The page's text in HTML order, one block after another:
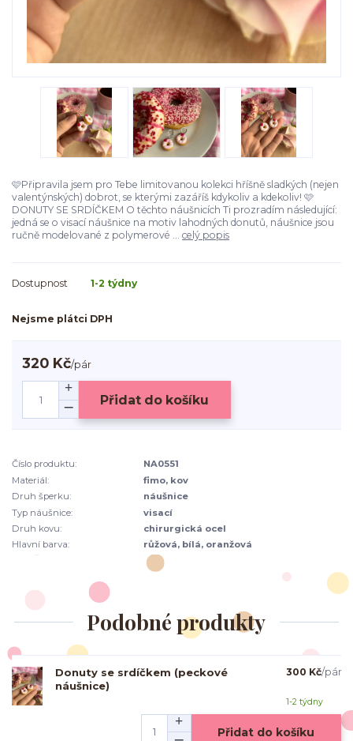
🩷Připravila jsem pro Tebe limitovanou kolekci hříšně sladkých (nejen
valentýnských) dobrot, se kterými zazáříš kdykoliv a kdekoliv! 🩷
DONUTY SE SRDÍČKEM O těchto náušnicích Ti prozradím následující:
jedná se o visací náušnice na motiv lahodných donutů, náušnice jsou
ručně modelované z polymerové ... celý popis
Dostupnost 1-2 týdny
Nejsme plátci DPH
320 Kč/pár
Přidat do košíku
Číslo produktu:
NA0551
Materiál:
fimo, kov
Druh šperku:
náušnice
Typ náušnice:
visací
Druh kovu:
chirurgická ocel
Hlavní barva:
růžová, bílá, oranžová
Podobné produkty
Donuty se srdíčkem (peckové
náušnice)
300 Kč/pár
1-2 týdny
Přidat do košíku